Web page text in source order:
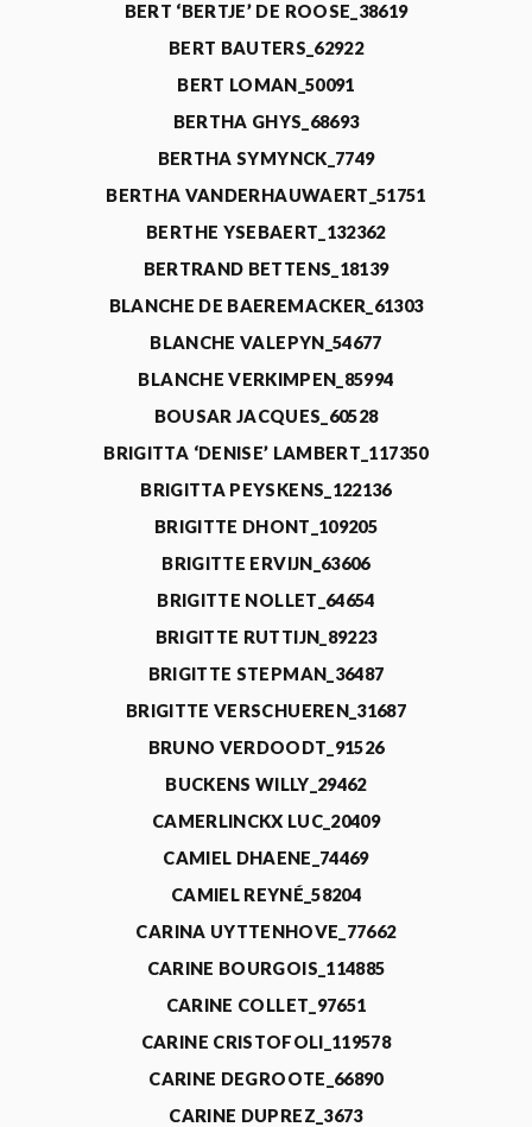
BERT ‘BERTJE’ DE ROOSE_38619
BERT BAUTERS_62922
BERT LOMAN_50091
BERTHA GHYS_68693
BERTHA SYMYNCK_7749
BERTHA VANDERHAUWAERT_51751
BERTHE YSEBAERT_132362
BERTRAND BETTENS_18139
BLANCHE DE BAEREMACKER_61303
BLANCHE VALEPYN_54677
BLANCHE VERKIMPEN_85994
BOUSAR JACQUES_60528
BRIGITTA ‘DENISE’ LAMBERT_117350
BRIGITTA PEYSKENS_122136
BRIGITTE DHONT_109205
BRIGITTE ERVIJN_63606
BRIGITTE NOLLET_64654
BRIGITTE RUTTIJN_89223
BRIGITTE STEPMAN_36487
BRIGITTE VERSCHUEREN_31687
BRUNO VERDOODT_91526
BUCKENS WILLY_29462
CAMERLINCKX LUC_20409
CAMIEL DHAENE_74469
CAMIEL REYNÉ_58204
CARINA UYTTENHOVE_77662
CARINE BOURGOIS_114885
CARINE COLLET_97651
CARINE CRISTOFOLI_119578
CARINE DEGROOTE_66890
CARINE DUPREZ_3673